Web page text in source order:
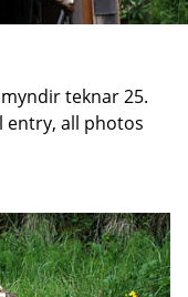
teknar 25.
entry, all photos